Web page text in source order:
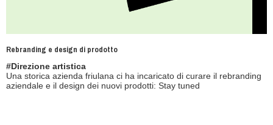
Rebranding e design di prodotto
#Direzione artistica
Una storica azienda friulana ci ha incaricato di curare il rebranding
aziendale e il design dei nuovi prodotti: Stay tuned